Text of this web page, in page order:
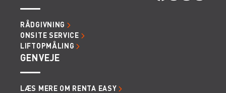
RÅDGIVNING
ONSITE SERVICE
LIFTOPMÅLING
GENVEJE
LÆS MERE OM RENTA EASY